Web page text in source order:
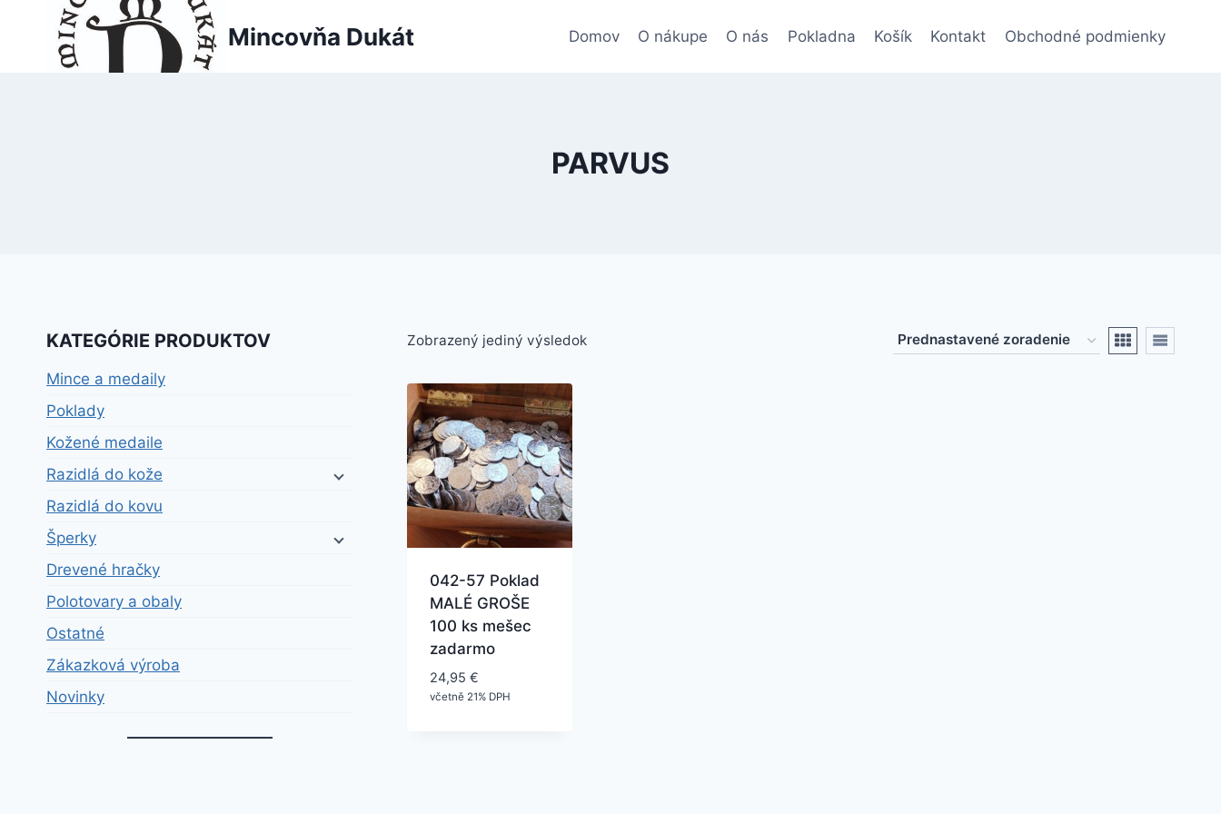
Mincovňa Dukát Domov O nákupe O nás Pokladna Košík Kontakt Obchodné podmienky
PARVUS
Zobrazený jediný výsledok
042-57 Poklad
MALÉ GROŠE
100 ks mešec
zadarmo
24,95 €
včetně 21% DPH
KATEGÓRIE PRODUKTOV
Mince a medaily
Poklady
Kožené medaile
Razidlá do kože
Razidlá do kovu
Šperky
Drevené hračky
Polotovary a obaly
Ostatné
Zákazková výroba
Novinky